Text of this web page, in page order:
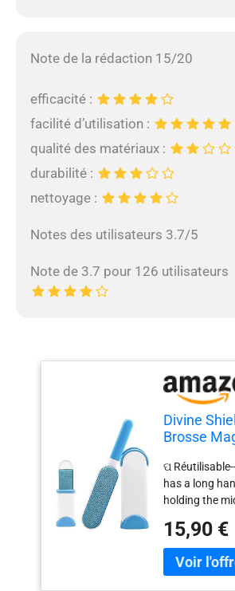
Note de la rédaction 15/20
efficacité :
facilité d’utilisation :
qualité des matériaux :
durabilité :
nettoyage :
Notes des utilisateurs 3.7/5
Note de 3.7 pour 126 utilisateurs
Divine
Brosse
Nettoyage
Faces
ପ
has a long
holding the
handle, pulled
opposite
the brush,
15,90 €